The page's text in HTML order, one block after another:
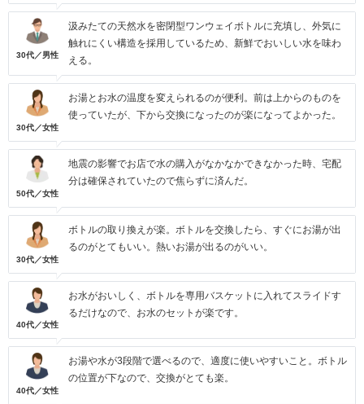
30代／男性
汲みたての天然水を密閉型ワンウェイボトルに充填し、外気に
触れにくい構造を採用しているため、新鮮でおいしい水を味わ
える。
30代／女性
お湯とお水の温度を変えられるのが便利。前は上からのものを
使っていたが、下から交換になったのが楽になってよかった。
50代／女性
地震の影響でお店で水の購入がなかなかできなかった時、宅配
分は確保されていたので焦らずに済んだ。
30代／女性
ボトルの取り換えが楽。ボトルを交換したら、すぐにお湯が出
るのがとてもいい。熱いお湯が出るのがいい。
40代／女性
お水がおいしく、ボトルを専用バスケットに入れてスライドす
るだけなので、お水のセットが楽です。
40代／女性
お湯や水が3段階で選べるので、適度に使いやすいこと。ボトル
の位置が下なので、交換がとても楽。